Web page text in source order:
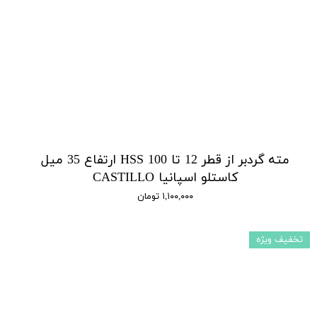
مته گردبر از قطر 12 تا 100 HSS ارتفاع 35 میل
کاستلو اسپانیا CASTILLO
۱,۱۰۰,۰۰۰ تومان
تخفیف ویژه